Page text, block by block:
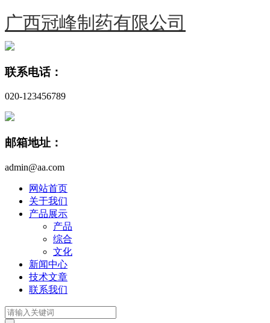
广西冠峰制药有限公司
联系电话：
020-123456789
邮箱地址：
admin@aa.com
网站首页
关于我们
产品展示
产品
综合
文化
新闻中心
技术文章
联系我们